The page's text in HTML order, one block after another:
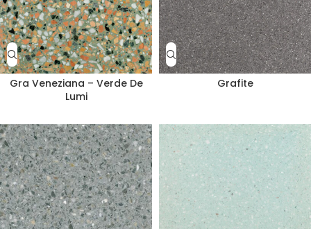
Gra Veneziana – Verde De
Lumi
Grafite